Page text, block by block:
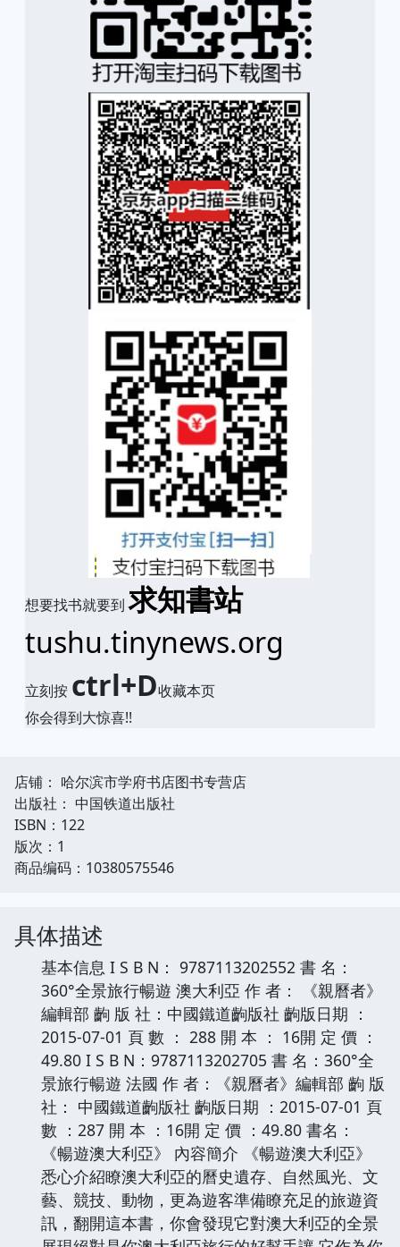
想要找书就要到求知書站
tushu.tinynews.org
立刻按 ctrl+D收藏本页
你会得到大惊喜!!
店铺： 哈尔滨市学府书店图书专营店
出版社： 中国铁道出版社
ISBN：122
版次：1
商品编码：10380575546
具体描述
基本信息 I S B N： 9787113202552 書 名：
360°全景旅行暢遊 澳大利亞 作 者： 《親曆者》
編輯部 齣 版 社：中國鐵道齣版社 齣版日期 ：
2015-07-01 頁 數 ： 288 開 本 ： 16開 定 價 ：
49.80 I S B N：9787113202705 書 名：360°全
景旅行暢遊 法國 作 者：《親曆者》編輯部 齣 版
社： 中國鐵道齣版社 齣版日期 ：2015-07-01 頁
數 ：287 開 本 ：16開 定 價 ：49.80 書名：
《暢遊澳大利亞》 內容簡介 《暢遊澳大利亞》
悉心介紹瞭澳大利亞的曆史遺存、自然風光、文
藝、競技、動物，更為遊客準備瞭充足的旅遊資
訊，翻開這本書，你會發現它對澳大利亞的全景